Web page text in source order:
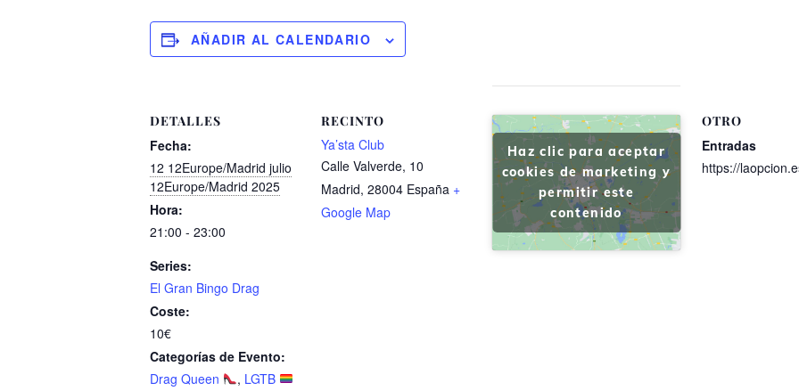
AÑADIR AL CALENDARIO
DETALLES
Fecha:
12 12Europe/Madrid julio
12Europe/Madrid 2025
Hora:
21:00 - 23:00
Series:
El Gran Bingo Drag
Coste:
10€
Categorías de Evento:
Drag Queen
, LGTB
RECINTO
Ya’sta Club
Calle Valverde, 10
Madrid, 28004 España +
Google Map
Haz clic para aceptar
cookies de marketing y
permitir este
contenido
OTRO
Entradas
https://